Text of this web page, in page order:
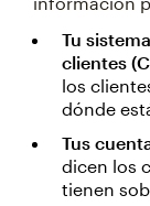
Tu
clientes
los
dónde
Tus
dicen los
tienen